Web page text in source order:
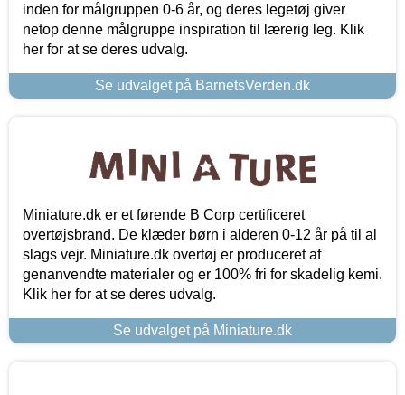
inden for målgruppen 0-6 år, og deres legetøj giver
netop denne målgruppe inspiration til lærerig leg. Klik
her for at se deres udvalg.
Se udvalget på BarnetsVerden.dk
Miniature.dk er et førende B Corp certificeret
overtøjsbrand. De klæder børn i alderen 0-12 år på til al
slags vejr. Miniature.dk overtøj er produceret af
genanvendte materialer og er 100% fri for skadelig kemi.
Klik her for at se deres udvalg.
Se udvalget på Miniature.dk